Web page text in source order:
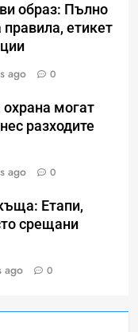
дизайн
образ: Пълно
етикет
ago 0
охрана могат
разходите
ago 0
Етапи,
срещани
ago 0